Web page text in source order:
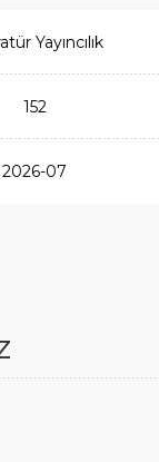
Yayıncılık
152
2026-07